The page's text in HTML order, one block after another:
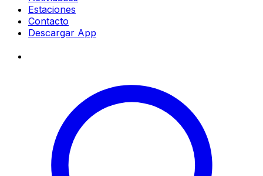
Estaciones
Contacto
Descargar App